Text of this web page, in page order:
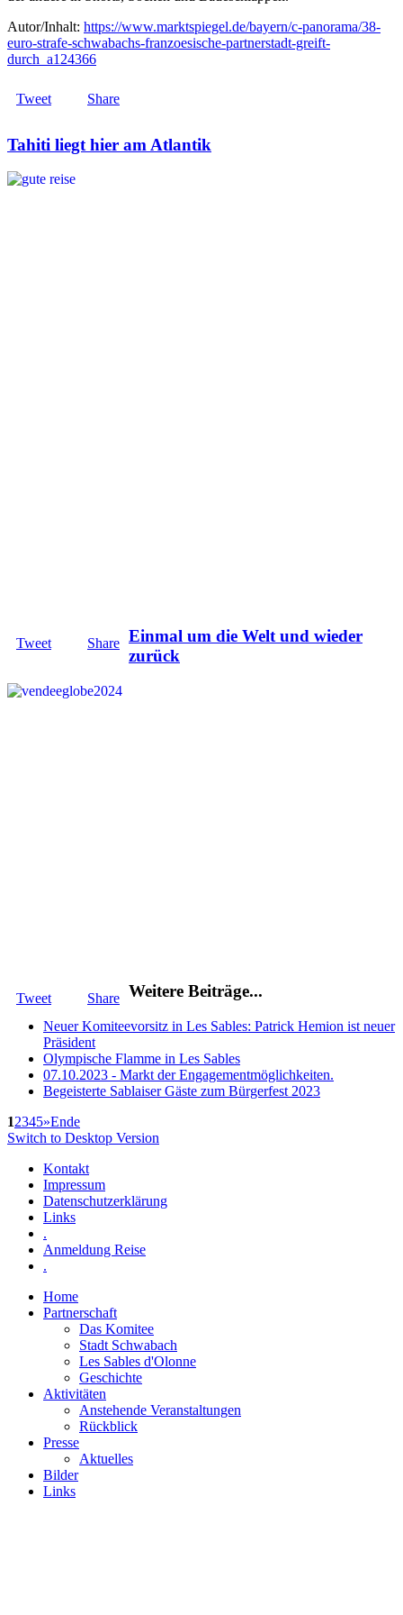
Autor/Inhalt: https://www.marktspiegel.de/bayern/c-panorama/38-
euro-strafe-schwabachs-franzoesische-partnerstadt-greift-
durch_a124366
Tweet Share
Tahiti liegt hier am Atlantik
Tweet Share Einmal um die Welt und wieder
zurück
Tweet Share Weitere Beiträge...
Neuer Komiteevorsitz in Les Sables: Patrick Hemion ist neuer
Präsident
Olympische Flamme in Les Sables
07.10.2023 - Markt der Engagementmöglichkeiten.
Begeisterte Sablaiser Gäste zum Bürgerfest 2023
12345»Ende
Switch to Desktop Version
Kontakt
Impressum
Datenschutzerklärung
Links
.
Anmeldung Reise
.
Home
Partnerschaft
Das Komitee
Stadt Schwabach
Les Sables d'Olonne
Geschichte
Aktivitäten
Anstehende Veranstaltungen
Rückblick
Presse
Aktuelles
Bilder
Links